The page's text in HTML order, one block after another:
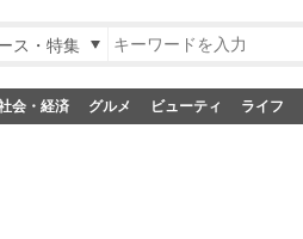
ス・特集
会・経済 グルメ ビューティ ライフ